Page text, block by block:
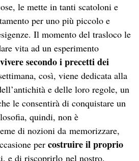
le mette in tanti scatoloni e
per uno più piccolo e
Il momento del trasloco le
vita ad un esperimento
vivere secondo i precetti dei
così, viene dedicata alla
e delle loro regole, un
le consentirà di conquistare un
quindi, non è
di nozioni da memorizzare,
percostruire il proprio
e di riscoprirlo nel nostro.